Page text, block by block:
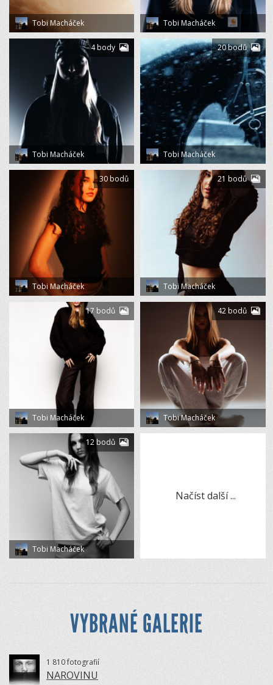
Tobi Macháček Tobi Macháček
Tobi Macháček
4 body
Tobi Macháček
20 bodů
Tobi Macháček
30 bodů
Tobi Macháček
21 bodů
Tobi Macháček
17 bodů
Tobi Macháček
42 bodů
Tobi Macháček
12 bodů
Načíst další ...
VYBRANÉ GALERIE
1 810 fotografií
NAROVINU